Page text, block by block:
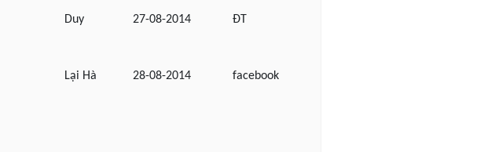
Duy 27-08-2014 ĐT
Lại Hà 28-08-2014 facebook